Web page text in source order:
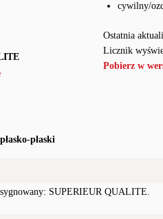
płaski
cywilny/
Ostatnia
Licznik
Pobierz w
SUPERIEUR QUALITE.